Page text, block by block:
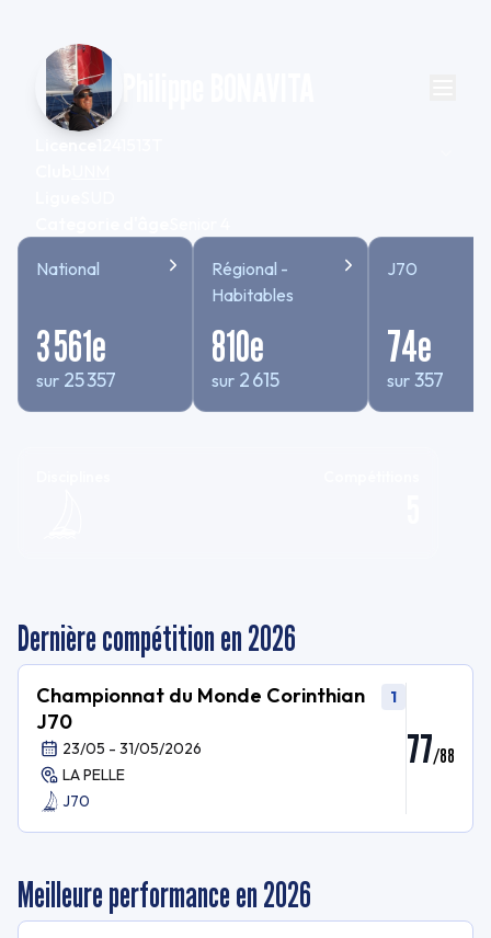
National
3 561e
sur 25 357
Régional -
Habitables
810e
sur 2 615
J70
74e
sur 357
Dernière compétition en 2026
Championnat du Monde Corinthian
J70
1
23/05 - 31/05/2026
LA PELLE
J70
77/88
Meilleure performance en 2026